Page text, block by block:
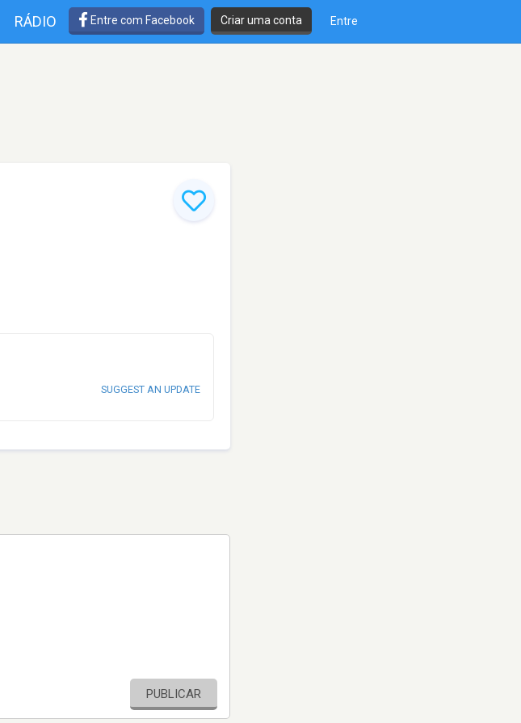
RÁDIO Entre com Facebook Criar uma conta Entre
SUGGEST AN UPDATE
PUBLICAR